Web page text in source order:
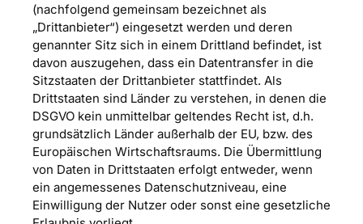
(nachfolgend gemeinsam bezeichnet als
„Drittanbieter“) eingesetzt werden und deren
genannter Sitz sich in einem Drittland befindet, ist
davon auszugehen, dass ein Datentransfer in die
Sitzstaaten der Drittanbieter stattfindet. Als
Drittstaaten sind Länder zu verstehen, in denen die
DSGVO kein unmittelbar geltendes Recht ist, d.h.
grundsätzlich Länder außerhalb der EU, bzw. des
Europäischen Wirtschaftsraums. Die Übermittlung
von Daten in Drittstaaten erfolgt entweder, wenn
ein angemessenes Datenschutzniveau, eine
Einwilligung der Nutzer oder sonst eine gesetzliche